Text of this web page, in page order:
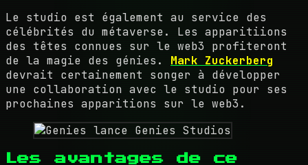
Le studio est également au service des
célébrités du métaverse. Les apparitiions
des têtes connues sur le web3 profiteront
de la magie des génies. Mark Zuckerberg
devrait certainement songer à développer
une collaboration avec le studio pour ses
prochaines apparitions sur le web3.
Les avantages de ce